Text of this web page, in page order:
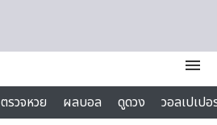
menu
ตรวจหวย ผลบอล ดูดวง
วอลเปเป